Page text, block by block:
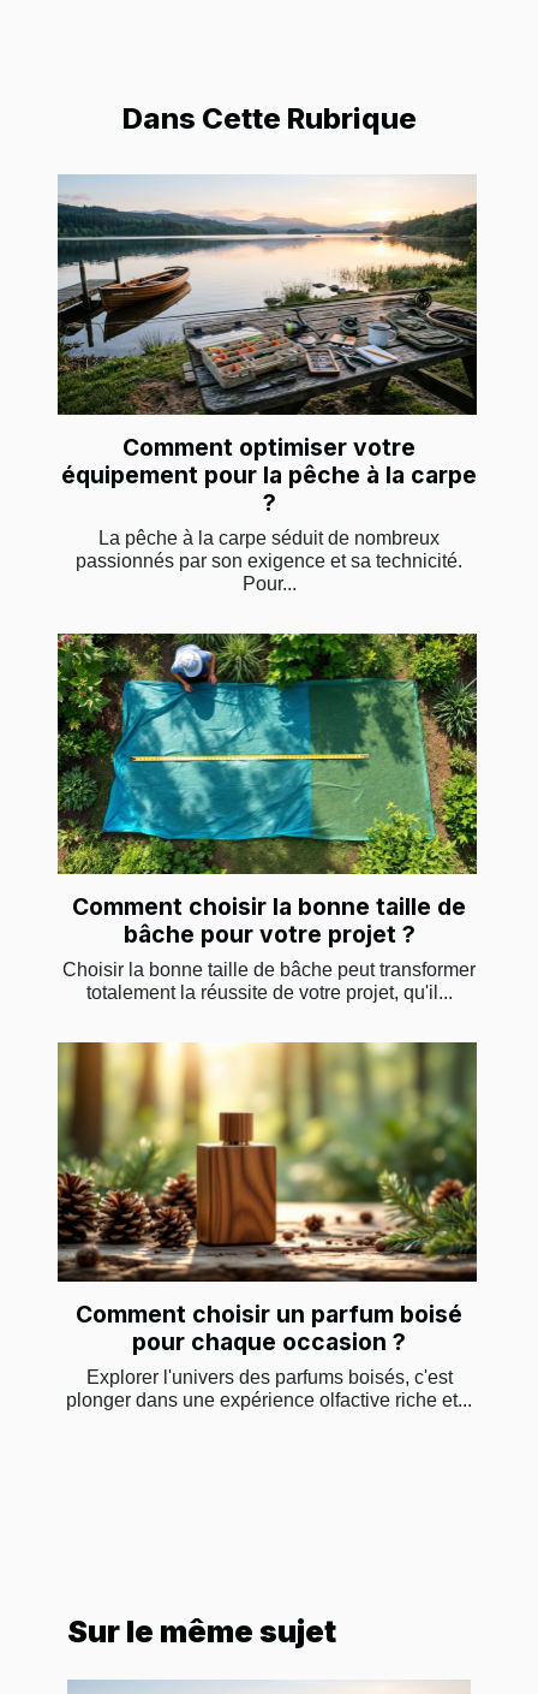
Dans Cette Rubrique
Comment optimiser votre
équipement pour la pêche à la carpe
?
La pêche à la carpe séduit de nombreux
passionnés par son exigence et sa technicité.
Pour...
Comment choisir la bonne taille de
bâche pour votre projet ?
Choisir la bonne taille de bâche peut transformer
totalement la réussite de votre projet, qu'il...
Comment choisir un parfum boisé
pour chaque occasion ?
Explorer l'univers des parfums boisés, c'est
plonger dans une expérience olfactive riche et...
Sur le même sujet